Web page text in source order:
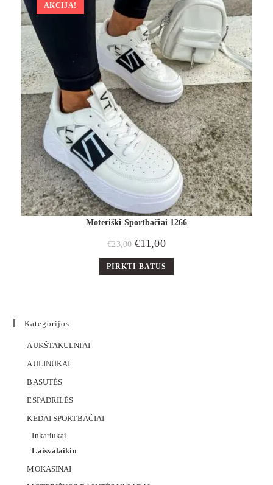
AKCIJA!
Moteriški Sportbačiai 1266
€23,00 €11,00
PIRKTI BATUS
Kategorijos
AUKŠTAKULNIAI
AULINUKAI
BASUTĖS
ESPADRILĖS
KEDAI SPORTBAČIAI
Inkariukai
Laisvalaikio
MOKASINAI